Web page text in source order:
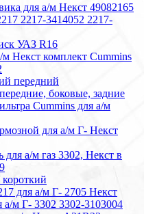
для а/м Некст 49082165
2217-3414052 2217-
УАЗ R16
Некст комплект Cummins
передний
боковые, задние
Cummins для а/м
для а/м Г- Некст
а/м газ 3302, Некст в
для а/м Г- 2705 Некст
а/м Г- 3302 3302-3103004